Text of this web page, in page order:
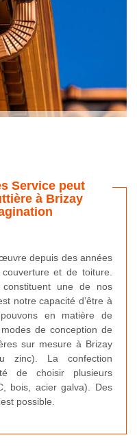
Service peut
à Brizay
depuis des années
et de toiture.
une de nos
notre capacité d’être à
en matière de
de conception de
sur mesure à Brizay
zinc). La confection
de choisir plusieurs
bois, acier galva). Des
possible.